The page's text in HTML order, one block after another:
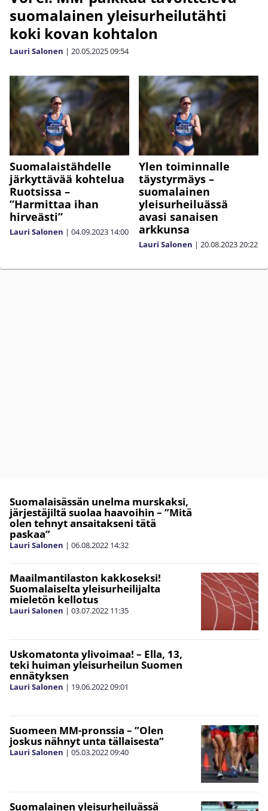
suomalainen yleisurheilutähti
koki kovan kohtalon
Lauri Salonen | 20.05.202509:54
Suomalaistähdelle
järkyttävää kohtelua
Ruotsissa –
”Harmittaa ihan
hirveästi”
Lauri Salonen | 04.09.2023 14:00
Ylen toiminnalle
täystyrmäys –
suomalainen
yleisurheiluässä
avasi sanaisen
arkkunsa
Lauri Salonen | 20.08.2023 20:22
Suomalaisässän unelma murskaksi,
järjestäjiltä suolaa haavoihin – ”Mitä
olen tehnyt ansaitakseni tätä
paskaa”
Lauri Salonen | 06.08.2022 14:32
Maailmantilaston kakkoseksi!
Suomalaiselta yleisurheilijalta
mieletön kellotus
Lauri Salonen | 03.07.2022 11:35
Uskomatonta ylivoimaa! – Ella, 13,
teki huiman yleisurheilun Suomen
ennätyksen
Lauri Salonen | 19.06.202209:01
Suomeen MM-pronssia – ”Olen
joskus nähnyt unta tällaisesta”
Lauri Salonen | 05.03.202209:40
Suomalainen yleisurheiluässä